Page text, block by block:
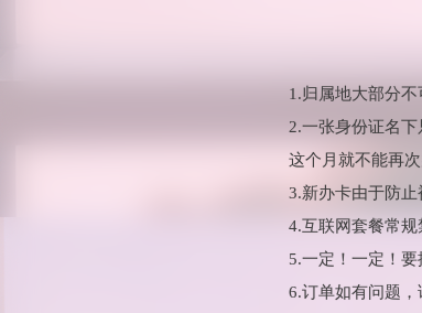
1.归属地大部分
2.一张身份证名
这个月就不能再
3.新办卡由于防
4.互联网套餐常
5.一定！一定！
6.订单如有问题